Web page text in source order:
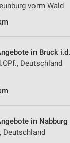
vorm Wald
in Bruck
Deutschland
in Nabburg
Deutschland